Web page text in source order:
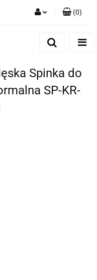
zgłoszenie
(0)
Spinka do
SP-KR-